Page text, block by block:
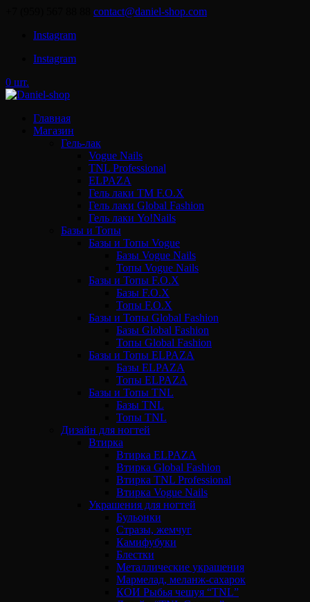
contact@daniel-shop.com
Instagram
Instagram
0 шт.
Главная
Магазин
Гель-лак
Vogue Nails
TNL Professional
ELPAZA
Гель лаки ТМ F.O.X
Гель лаки Global Fashion
Гель лаки Yo!Nails
Базы и Топы
Базы и Топы Vogue
Базы Vogue Nails
Топы Vogue Nails
Базы и Топы F.O.X
Базы F.O.X
Топы F.O.X
Базы и Топы Global Fashion
Базы Global Fashion
Топы Global Fashion
Базы и Топы ELPAZA
Базы ELPAZA
Топы ELPAZA
Базы и Топы TNL
Базы TNL
Топы TNL
Дизайн для ногтей
Втирка
Втирка ELPAZA
Втирка Global Fashion
Втирка TNL Professional
Втирка Vogue Nails
Украшения для ногтей
Бульонки
Стразы, жемчуг
Камифубуки
Блестки
Металлические украшения
Мармелад, меланж-сахарок
КОИ Рыбья чешуя “TNL”